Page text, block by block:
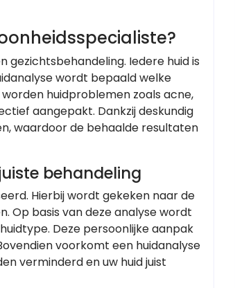
gezichtsbehandeling. Iedere huid is
wordt bepaald welke
huidproblemen zoals acne,
aangepakt. Dankzij deskundig
waardoor de behaalde resultaten
behandeling
Hierbij wordt gekeken naar de
Op basis van deze analyse wordt
Deze persoonlijke aanpak
voorkomt een huidanalyse
verminderd en uw huid juist